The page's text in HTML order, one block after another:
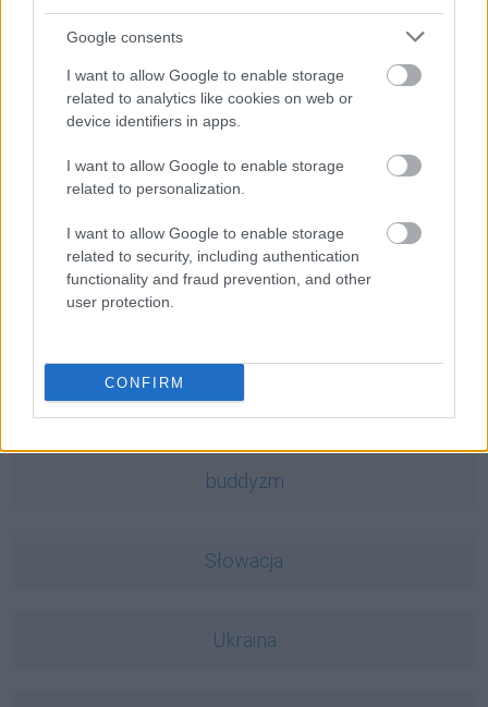
Google consents
I want to allow Google to enable storage
related to analytics like cookies on web or
device identifiers in apps.
I want to allow Google to enable storage
related to personalization.
I want to allow Google to enable storage
related to security, including authentication
functionality and fraud prevention, and other
user protection.
CONFIRM
Czykakałkojest słowem poprawnym?
Znajdowaćczyznajdywać znajdywanie
Wzajemne współprace
Ciekawostki
symfonia Haffnerowska— Pochodzenie nazwy
książka— Czytać czy nie czytać?
skretynieć— A na blogu
Akwizgran
buddyzm
Słowacja
Ukraina